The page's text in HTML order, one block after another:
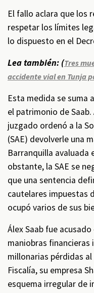
El fallo aclara que los
respetar los límites
lo dispuesto en el
Lea también: (Tres
accidente vial en Tunja
Esta medida se suma
el patrimonio de
juzgado ordenó a la
(SAE) devolverle una
Barranquilla avaluada
obstante, la SAE se
que una sentencia
cautelares impuestas
ocupó varios de sus
Álex Saab fue
maniobras financieras
millonarias pérdidas
Fiscalía, su empresa
esquema irregular de